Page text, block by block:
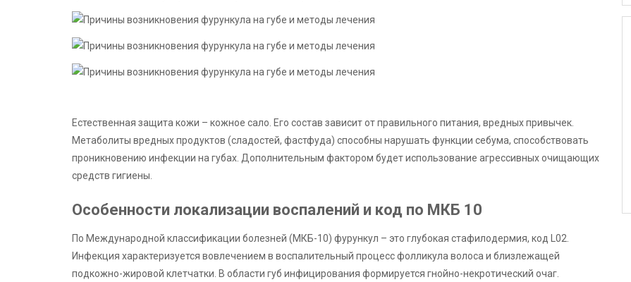
Естественная защита кожи – кожное сало. Его состав зависит от правильного питания, вредных привычек.
Метаболиты вредных продуктов (сладостей, фастфуда) способны нарушать функции себума, способствовать
проникновению инфекции на губах. Дополнительным фактором будет использование агрессивных очищающих
средств гигиены.
Особенности локализации воспалений и код по МКБ 10
По Международной классификации болезней (МКБ-10) фурункул – это глубокая стафилодермия, код L02.
Инфекция характеризуется вовлечением в воспалительный процесс фолликула волоса и близлежащей
подкожно-жировой клетчатки. В области губ инфицирования формируется гнойно-некротический очаг.